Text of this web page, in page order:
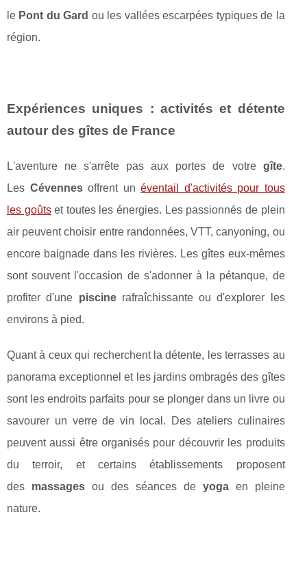
le Pont du Gard ou les vallées escarpées typiques de la
région.
Expériences uniques : activités et détente
autour des gîtes de France
L'aventure ne s'arrête pas aux portes de votre gîte.
Les Cévennesoffrent unéventail d'activités pour tous
les goûtset toutes les énergies. Les passionnés de plein
air peuvent choisir entre randonnées, VTT, canyoning, ou
encore baignade dans les rivières. Les gîtes eux-mêmes
sont souvent l'occasion de s'adonner à la pétanque, de
profiter d'une piscinerafraîchissante ou d'explorer les
environs à pied.
Quant à ceux qui recherchent la détente, les terrasses au
panorama exceptionnel et les jardins ombragés des gîtes
sont les endroits parfaits pour se plonger dans un livre ou
savourer un verre de vin local. Des ateliers culinaires
peuvent aussi être organisés pour découvrir les produits
du terroir, et certains établissements proposent
des massagesou des séances de yogaen pleine
nature.